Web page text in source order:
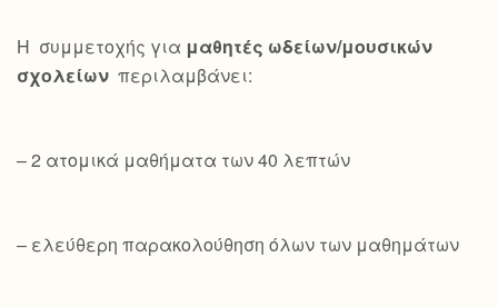
Η συμμετοχής για μαθητές ωδείων/μουσικών
σχολείων περιλαμβάνει:
– 2 ατομικά μαθήματα των 40 λεπτών
– ελεύθερη παρακολούθηση όλων των μαθημάτων